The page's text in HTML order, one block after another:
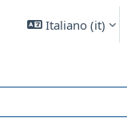
Italiano ‎(it)‎